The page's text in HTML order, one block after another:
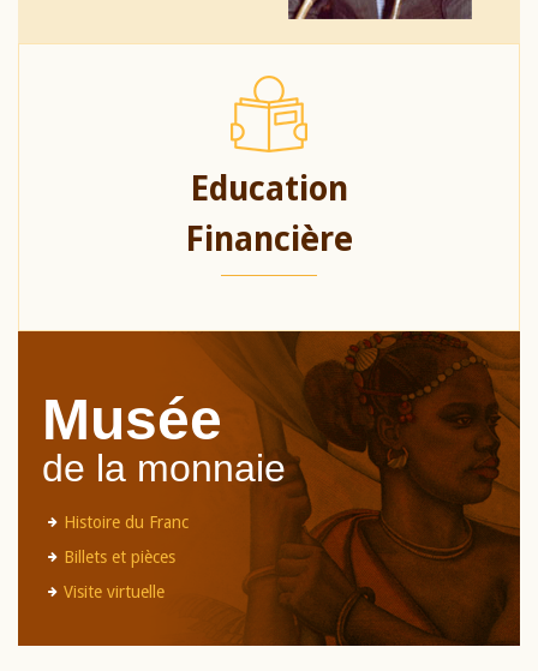
Education
Financière
Musée
de la monnaie
Histoire du Franc
Billets et pièces
Visite virtuelle